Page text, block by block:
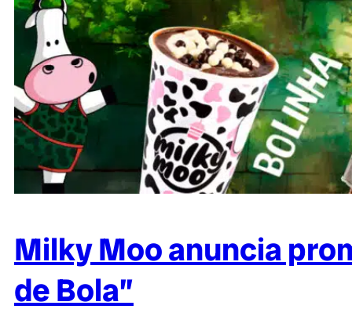
Milky Moo anuncia
de Bola”